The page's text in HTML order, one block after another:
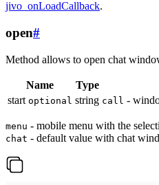
jivo_onLoadCallback.
open#
Method allows to open chat
Name Type
start optional string call -
menu - mobile menu with the
chat - default value with chat